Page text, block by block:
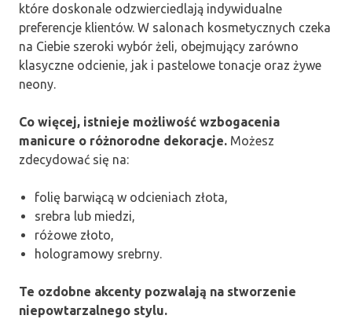
które doskonale odzwierciedlają indywidualne
preferencje klientów. W salonach kosmetycznych czeka
na Ciebie szeroki wybór żeli, obejmujący zarówno
klasyczne odcienie, jak i pastelowe tonacje oraz żywe
neony.
Co więcej, istnieje możliwość wzbogacenia
manicure o różnorodne dekoracje. Możesz
zdecydować się na:
folię barwiącą w odcieniach złota,
srebra lub miedzi,
różowe złoto,
hologramowy srebrny.
Te ozdobne akcenty pozwalają na stworzenie
niepowtarzalnego stylu.